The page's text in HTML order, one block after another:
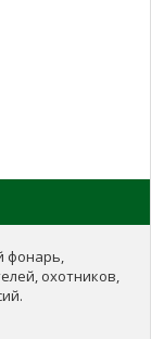
фонарь,
охотников,